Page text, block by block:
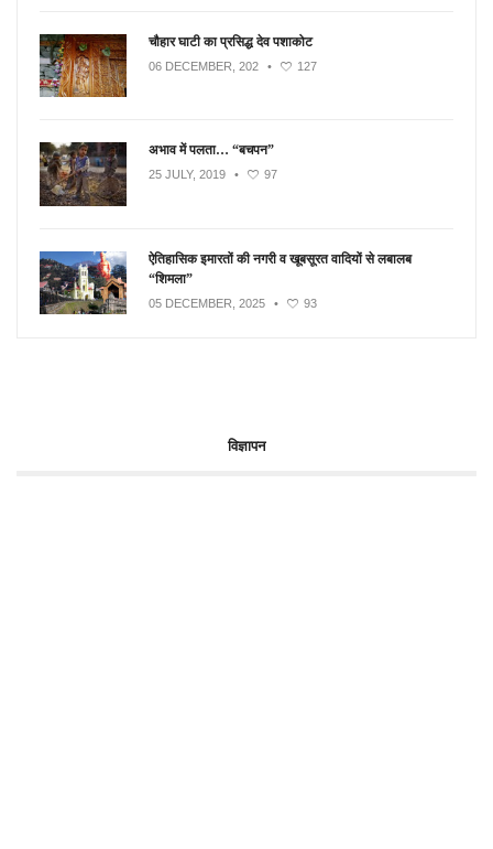
चौहार घाटी का प्रसिद्ध देव पशाकोट
06 DECEMBER, 202 • 127
अभाव में पलता… “बचपन”
25 JULY, 2019 • 97
ऐतिहासिक इमारतों की नगरी व खूबसूरत वादियों से लबालब
“शिमला”
05 DECEMBER, 2025 • 93
विज्ञापन